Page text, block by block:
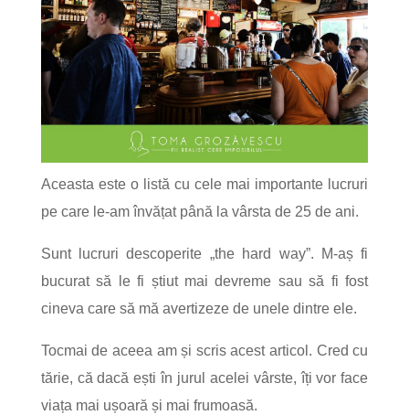
Aceasta este o listă cu cele mai importante lucruri
pe care le-am învățat până la vârsta de 25 de ani.
Sunt lucruri descoperite „the hard way”. M-aș fi
bucurat să le fi știut mai devreme sau să fi fost
cineva care să mă avertizeze de unele dintre ele.
Tocmai de aceea am și scris acest articol. Cred cu
tărie, că dacă ești în jurul acelei vârste, îți vor face
viața mai ușoară și mai frumoasă.